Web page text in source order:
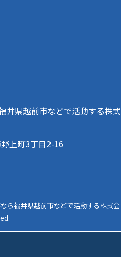
上町3丁目2-16
ら福井県越前市などで活動する株式会